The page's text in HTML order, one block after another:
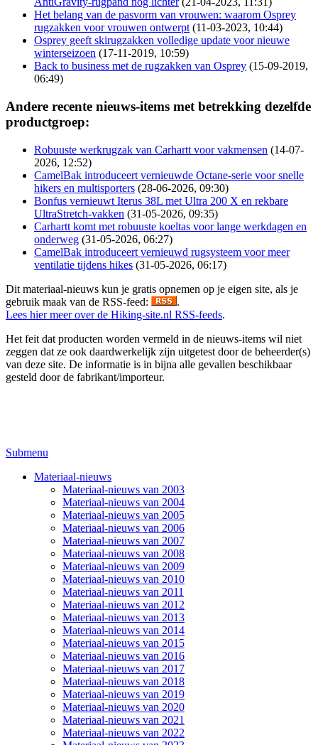
Het belang van de pasvorm van vrouwen: waarom Osprey
rugzakken voor vrouwen ontwerpt (11-03-2023, 10:44)
Osprey geeft skirugzakken volledige update voor nieuwe
winterseizoen (17-11-2019, 10:59)
Back to business met de rugzakken van Osprey (15-09-2019,
06:49)
Andere recente nieuws-items met betrekking dezelfde
productgroep:
Robuuste werkrugzak van Carhartt voor vakmensen (14-07-
2026, 12:52)
CamelBak introduceert vernieuwde Octane-serie voor snelle
hikers en multisporters (28-06-2026, 09:30)
Bonfus vernieuwt Iterus 38L met Ultra 200 X en rekbare
UltraStretch-vakken (31-05-2026, 09:35)
Carhartt komt met robuuste koeltas voor lange werkdagen en
onderweg (31-05-2026, 06:27)
CamelBak introduceert vernieuwd rugsysteem voor meer
ventilatie tijdens hikes (31-05-2026, 06:17)
Dit materiaal-nieuws kun je gratis opnemen op je eigen site, als je
gebruik maak van de RSS-feed:
.
Lees hier meer over de Hiking-site.nl RSS-feeds.
Het feit dat producten worden vermeld in de nieuws-items wil niet
zeggen dat ze ook daardwerkelijk zijn uitgetest door de beheerder(s)
van deze site. De informatie is in bijna alle gevallen beschikbaar
gesteld door de fabrikant/importeur.
Submenu
Materiaal-nieuws
Materiaal-nieuws van 2003
Materiaal-nieuws van 2004
Materiaal-nieuws van 2005
Materiaal-nieuws van 2006
Materiaal-nieuws van 2007
Materiaal-nieuws van 2008
Materiaal-nieuws van 2009
Materiaal-nieuws van 2010
Materiaal-nieuws van 2011
Materiaal-nieuws van 2012
Materiaal-nieuws van 2013
Materiaal-nieuws van 2014
Materiaal-nieuws van 2015
Materiaal-nieuws van 2016
Materiaal-nieuws van 2017
Materiaal-nieuws van 2018
Materiaal-nieuws van 2019
Materiaal-nieuws van 2020
Materiaal-nieuws van 2021
Materiaal-nieuws van 2022